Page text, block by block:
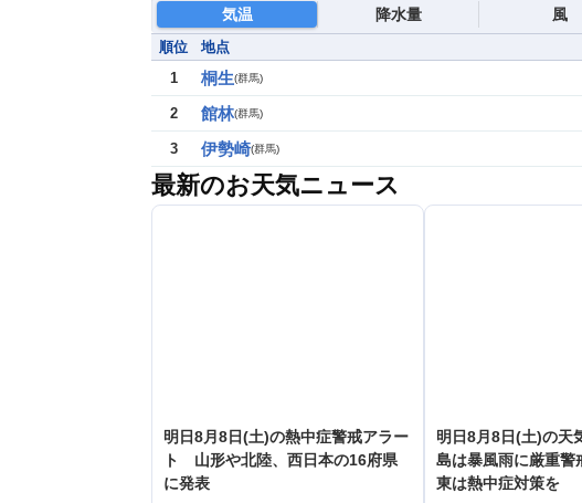
気温 降水量 風
順位 地点
1
桐生(群馬)
2 館林(群馬)
3 伊勢崎(群馬)
最新のお天気ニュース
明日8月8日(土)の熱中症警戒アラー
ト 山形や北陸、西日本の16府県
に発表
明日8月8日(土)の
島は暴風雨に厳重
東は熱中症対策を